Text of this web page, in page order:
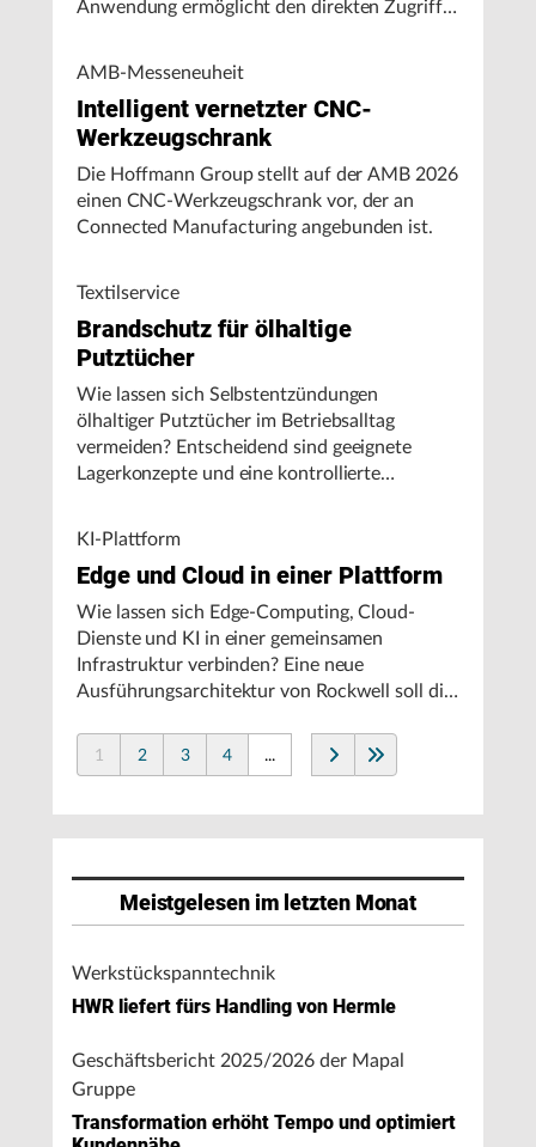
Anwendung ermöglicht den direkten Zugriff
Energieverbrauch.
AMB-Messeneuheit
Intelligent vernetzter CNC-
Werkzeugschrank
Die Hoffmann Group stellt auf der AMB 2026
einen CNC-Werkzeugschrank vor, der an
Connected Manufacturing angebunden ist.
Textilservice
Brandschutz für ölhaltige
Putztücher
Wie lassen sich Selbstentzündungen
ölhaltiger Putztücher im Betriebsalltag
vermeiden? Entscheidend sind geeignete
Lagerkonzepte und eine kontrollierte
KI-Plattform
Edge und Cloud in einer Plattform
Wie lassen sich Edge-Computing, Cloud-
Dienste und KI in einer gemeinsamen
Infrastruktur verbinden? Eine neue
Ausführungsarchitektur von Rockwell soll die
vereinfachen und den autonomen
Fertigungsbetrieb unterstützen.
1 2 3 4 ...
Meistgelesen im letzten Monat
Werkstückspanntechnik
HWR liefert fürs Handling von Hermle
Geschäftsbericht 2025/2026 der Mapal
Gruppe
Transformation erhöht Tempo und optimiert